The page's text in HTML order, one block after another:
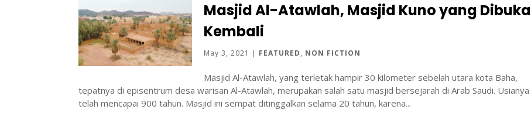
Masjid Al-Atawlah, Masjid Kuno yang Dibuka
Kembali
May 3, 2021 | FEATURED, NON FICTION
Masjid Al-Atawlah, yang terletak hampir 30 kilometer sebelah utara kota Baha,
tepatnya di episentrum desa warisan Al-Atawlah, merupakan salah satu masjid bersejarah di Arab Saudi. Usianya
telah mencapai 900 tahun. Masjid ini sempat ditinggalkan selama 20 tahun, karena...